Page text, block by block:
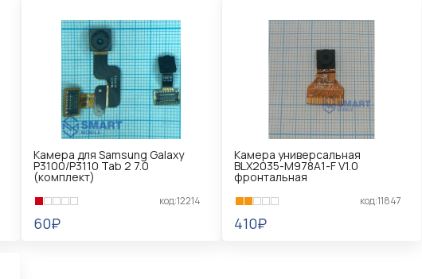
Камера для Samsung Galaxy
P3100/P3110 Tab 2 7.0
(комплект)
код:12214
60₽
Камера универсальная
BLX2035-M978A1-F V1.0
фронтальная
код:11847
410₽